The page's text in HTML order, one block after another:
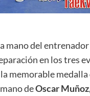
mano del entrenador
en los tres
memorable
deOscar Muñoz